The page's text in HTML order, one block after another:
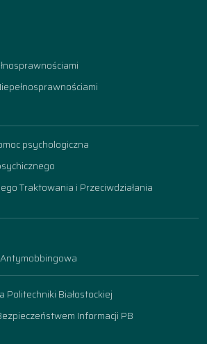
psychologiczna
Traktowania i Przeciwdziałania
Politechniki Białostockiej
Informacji PB